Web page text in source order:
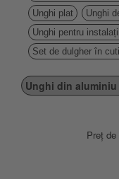
Unghi plat
Unghi
Unghi pentru
Set de dulgher în
Unghi din aluminiu
Preț